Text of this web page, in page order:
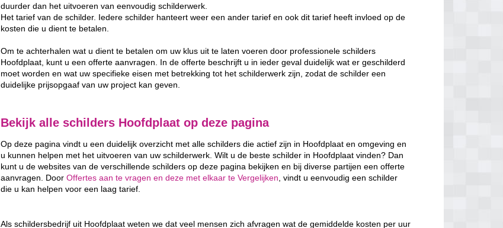
duurder dan het uitvoeren van eenvoudig schilderwerk.
Het tarief van de schilder. Iedere schilder hanteert weer een ander tarief en ook dit tarief heeft invloed op de
kosten die u dient te betalen.
Om te achterhalen wat u dient te betalen om uw klus uit te laten voeren door professionele schilders
Hoofdplaat, kunt u een offerte aanvragen. In de offerte beschrijft u in ieder geval duidelijk wat er geschilderd
moet worden en wat uw specifieke eisen met betrekking tot het schilderwerk zijn, zodat de schilder een
duidelijke prijsopgaaf van uw project kan geven.
Bekijk alle schilders Hoofdplaat op deze pagina
Op deze pagina vindt u een duidelijk overzicht met alle schilders die actief zijn in Hoofdplaat en omgeving en
u kunnen helpen met het uitvoeren van uw schilderwerk. Wilt u de beste schilder in Hoofdplaat vinden? Dan
kunt u de websites van de verschillende schilders op deze pagina bekijken en bij diverse partijen een offerte
aanvragen. DoorOffertes aan te vragen en deze met elkaar te Vergelijken, vindt u eenvoudig een schilder
die u kan helpen voor een laag tarief.
Als schildersbedrijf uit Hoofdplaat weten we dat veel mensen zich afvragen wat de gemiddelde kosten per uur